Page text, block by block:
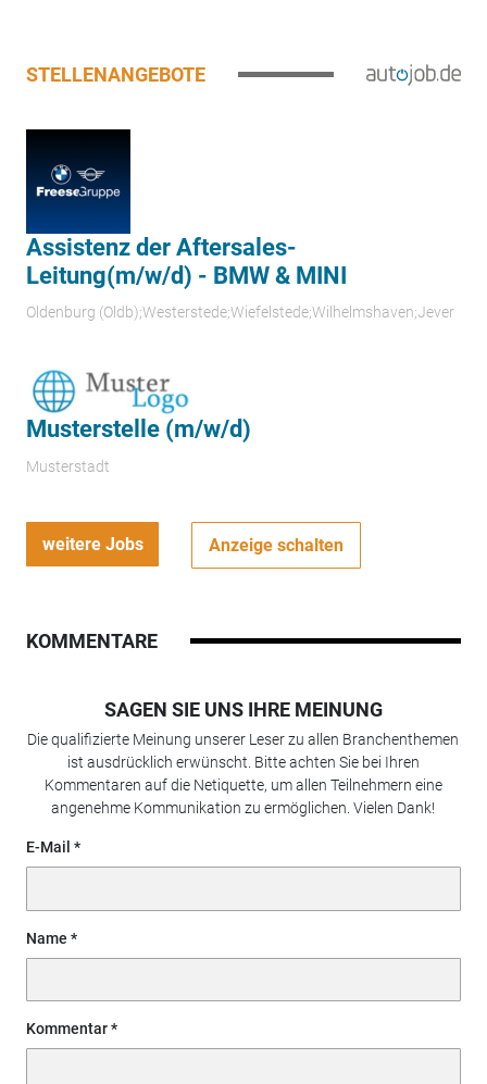
STELLENANGEBOTE
Assistenz der Aftersales-
Leitung(m/w/d) - BMW & MINI
Oldenburg (Oldb);Westerstede;Wiefelstede;Wilhelmshaven;Jever
Musterstelle (m/w/d)
Musterstadt
weitere Jobs Anzeige schalten
KOMMENTARE
SAGEN SIE UNS IHRE MEINUNG
Die qualifizierte Meinung unserer Leser zu allen Branchenthemen
ist ausdrücklich erwünscht. Bitte achten Sie bei Ihren
Kommentaren auf die Netiquette, um allen Teilnehmern eine
angenehme Kommunikation zu ermöglichen. Vielen Dank!
E-Mail
Name
Kommentar